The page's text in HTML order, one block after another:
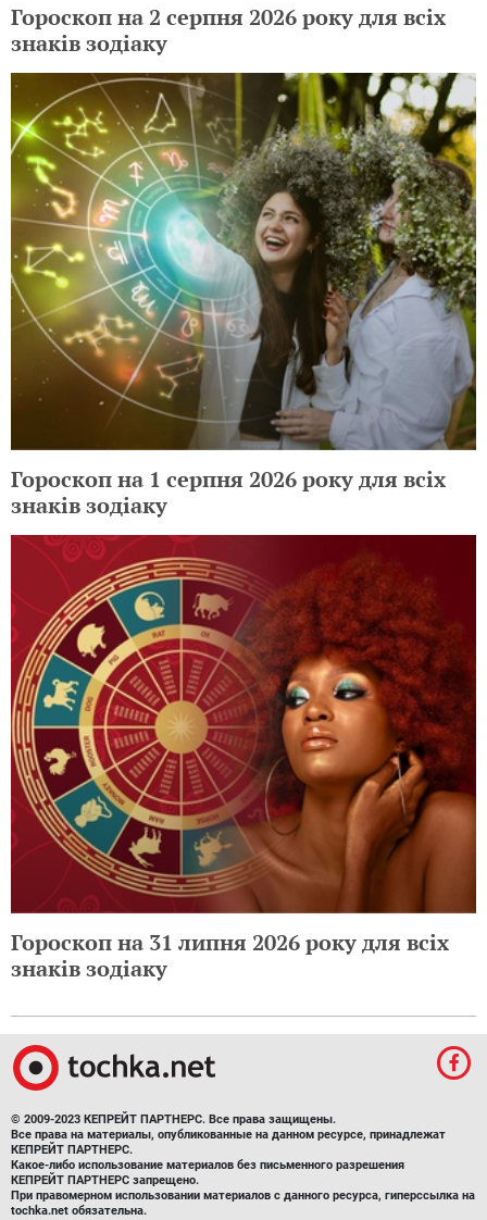
Гороскоп на 2 серпня 2026 року для всіх
знаків зодіаку
Гороскоп на 1 серпня 2026 року для всіх
знаків зодіаку
Гороскоп на 31 липня 2026 року для всіх
знаків зодіаку
© 2009-2023 КЕПРЕЙТ ПАРТНЕРС. Все права защищены.
Все права на материалы, опубликованные на данном ресурсе, принадлежат
КЕПРЕЙТ ПАРТНЕРС.
Какое-либо использование материалов без письменного разрешения
КЕПРЕЙТ ПАРТНЕРС запрещено.
При правомерном использовании материалов с данного ресурса, гиперссылка на
tochka.net обязательна.